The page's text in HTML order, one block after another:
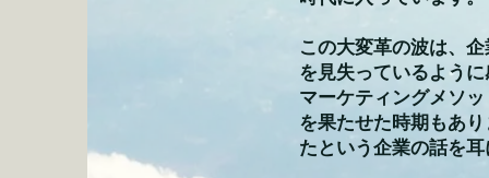
この大変革の波は、
を見失っているよう
マーケティングメソ
を果たせた時期もあ
たという企業の話を